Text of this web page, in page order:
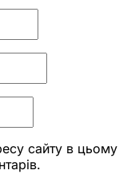
сайту в цьому